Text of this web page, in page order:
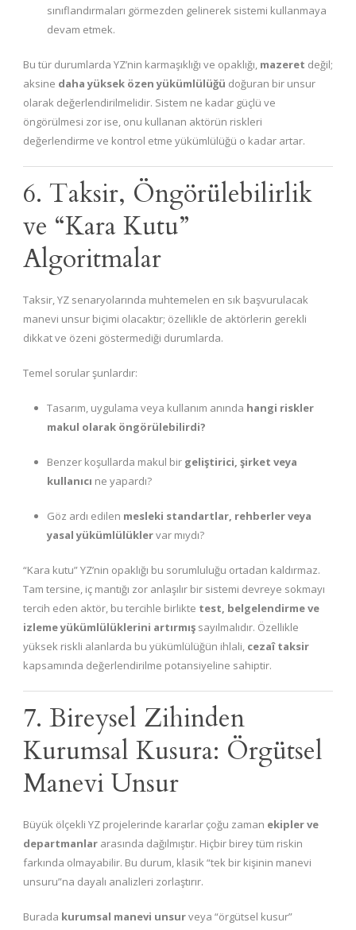
sınıflandırmaları görmezden gelinerek sistemi kullanmaya
devam etmek.
Bu tür durumlarda YZ’nin karmaşıklığı ve opaklığı, mazeret değil;
aksine daha yüksek özen yükümlülüğü doğuran bir unsur
olarak değerlendirilmelidir. Sistem ne kadar güçlü ve
öngörülmesi zor ise, onu kullanan aktörün riskleri
değerlendirme ve kontrol etme yükümlülüğü o kadar artar.
6. Taksir, Öngörülebilirlik
ve “Kara Kutu”
Algoritmalar
Taksir, YZ senaryolarında muhtemelen en sık başvurulacak
manevi unsur biçimi olacaktır; özellikle de aktörlerin gerekli
dikkat ve özeni göstermediği durumlarda.
Temel sorular şunlardır:
Tasarım, uygulama veya kullanım anında hangi riskler
makul olarak öngörülebilirdi?
Benzer koşullarda makul bir geliştirici, şirket veya
kullanıcı ne yapardı?
Göz ardı edilen mesleki standartlar, rehberler veya
yasal yükümlülüklervar mıydı?
“Kara kutu” YZ’nin opaklığı bu sorumluluğu ortadan kaldırmaz.
Tam tersine, iç mantığı zor anlaşılır bir sistemi devreye sokmayı
tercih eden aktör, bu tercihle birlikte test, belgelendirme ve
izleme yükümlülüklerini artırmış sayılmalıdır. Özellikle
yüksek riskli alanlarda bu yükümlülüğün ihlali, cezaî taksir
kapsamında değerlendirilme potansiyeline sahiptir.
7. Bireysel Zihinden
Kurumsal Kusura: Örgütsel
Manevi Unsur
Büyük ölçekli YZ projelerinde kararlar çoğu zaman ekipler ve
departmanlar arasında dağılmıştır. Hiçbir birey tüm riskin
farkında olmayabilir. Bu durum, klasik “tek bir kişinin manevi
unsuru”na dayalı analizleri zorlaştırır.
Burada kurumsal manevi unsurveya “örgütsel kusur”